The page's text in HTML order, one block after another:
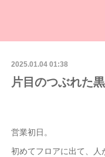
2025.01.04 01:38
片目のつぶれた
営業初日。
初めてフロアに出て、人